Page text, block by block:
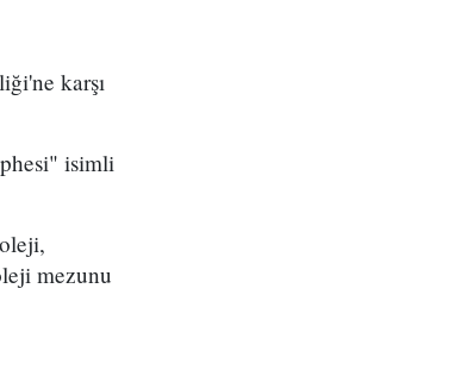
karşı
isimli
mezunu